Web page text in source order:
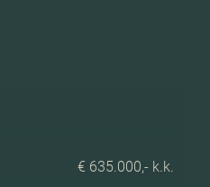
€ 635.000,- k.k.